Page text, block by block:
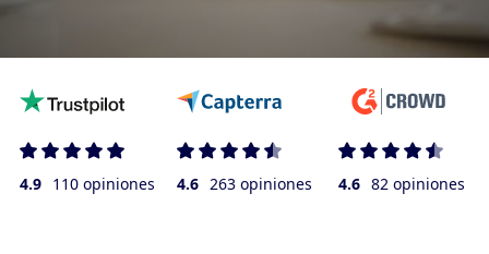
4.9 110 opiniones 4.6 263 opiniones 4.6 82 opiniones